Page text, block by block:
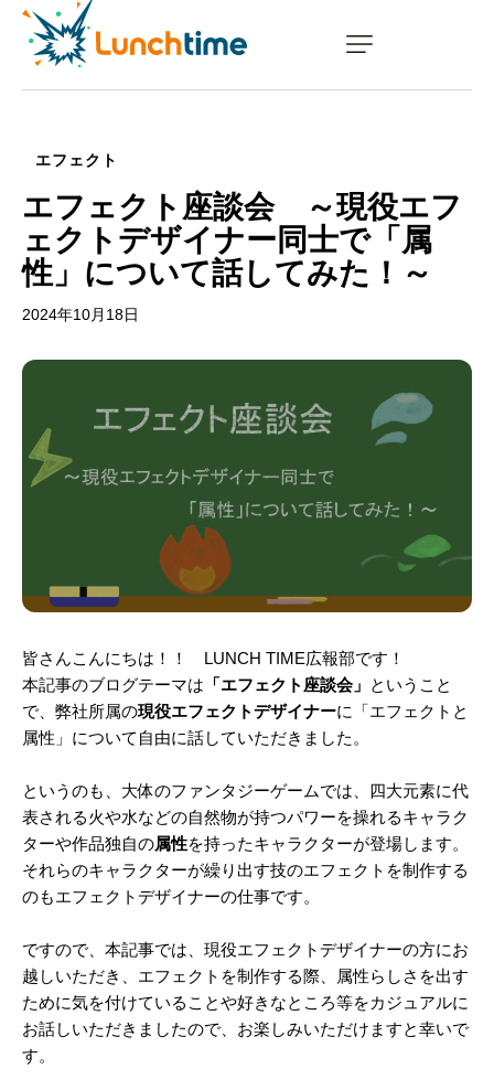
NEWS
WORKS
SCHOOL
SAMPLE
RECRUIT
BLOG
CONTACT
エフェクト
エフェクト座談会 ～現役エフ
ェクトデザイナー同士で「属
性」について話してみた！～
2024年10月18日
皆さんこんにちは！！ LUNCH TIME広報部です！
本記事のブログテーマは 「エフェクト座談会」 ということ
で、弊社所属の現役エフェクトデザイナーに
「エフェクトと
属性」 について自由に話していただきました。
というのも、大体のファンタジーゲームでは、四大元素に代
表される火や水などの自然物が持つパワーを操れるキャラク
ターや作品独自の属性を持ったキャラクターが登場します。
それらのキャラクターが繰り出す技のエフェクトを制作する
のもエフェクトデザイナーの仕事です。
ですので、本記事では、現役エフェクトデザイナーの方にお
越しいただき、 エフェクトを制作する際、属性らしさを出す
ために気を付けていることや好きなところ等をカジュアルに
お話しいただきましたので、お楽しみいただけますと幸いで
す。